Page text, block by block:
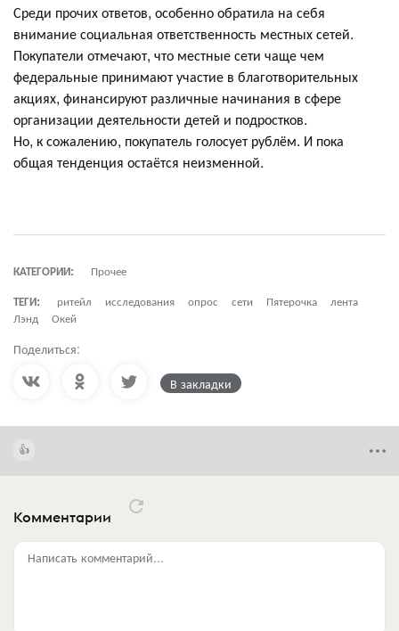
Среди прочих ответов, особенно обратила на себя
внимание социальная ответственность местных сетей.
Покупатели отмечают, что местные сети чаще чем
федеральные принимают участие в благотворительных
акциях, финансируют различные начинания в сфере
организации деятельности детей и подростков.
Но, к сожалению, покупатель голосует рублём. И пока
общая тенденция остаётся неизменной.
КАТЕГОРИИ:
Прочее
ТЕГИ:
ритейл исследования опрос сети Пятерочка
лента
Лэнд
Окей
Поделиться:
В закладки
Комментарии
Написать комментарий...